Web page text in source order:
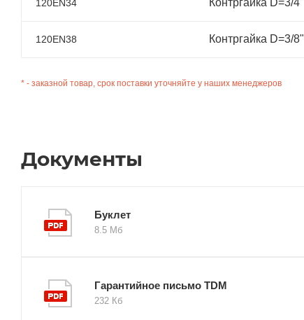
120EN34
120EN38 Контргайка D=3/8"
* - заказной товар, срок поставки уточняйте у наших менеджеров
Документы
Буклет
8.5 Мб
Гарантийное письмо TDM
232 Кб